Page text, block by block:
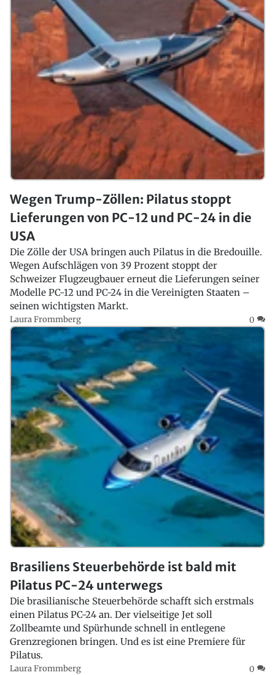
Wegen Trump-Zöllen: Pilatus stoppt
Lieferungen von PC-12 und PC-24 in die
USA
Die Zölle der USA bringen auch Pilatus in die Bredouille.
Wegen Aufschlägen von 39 Prozent stoppt der
Schweizer Flugzeugbauer erneut die Lieferungen seiner
Modelle PC-12 und PC-24 in die Vereinigten Staaten –
seinen wichtigsten Markt.
Laura Frommberg 0
Brasiliens Steuerbehörde ist bald mit
Pilatus PC-24 unterwegs
Die brasilianische Steuerbehörde schafft sich erstmals
einen Pilatus PC-24 an. Der vielseitige Jet soll
Zollbeamte und Spürhunde schnell in entlegene
Grenzregionen bringen. Und es ist eine Premiere für
Pilatus.
Laura Frommberg 0